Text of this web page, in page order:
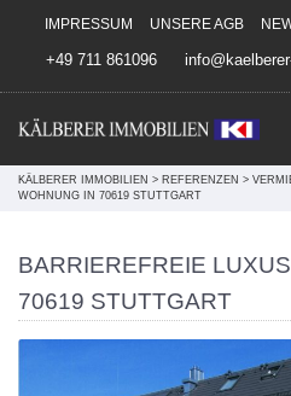
Direkt zum Inhalt springen
IMPRESSUM UNSERE AGB
+49 711 861096
KÄLBERER IMMOBILIEN > REFERENZEN >
WOHNUNG IN 70619 STUTTGART
BARRIEREFREIE
70619 STUTTGART